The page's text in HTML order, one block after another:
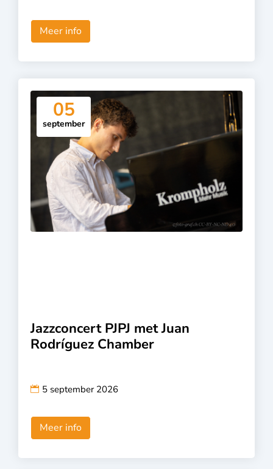
Meer info
05
september
Jazzconcert PJPJ met Juan
Rodríguez Chamber
5 september 2026
Meer info